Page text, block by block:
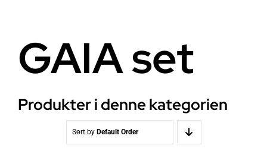
Butikk i Oslo
Stråling EMF
GAIA set
Produkter i denne kategorien
Sort by Default Order